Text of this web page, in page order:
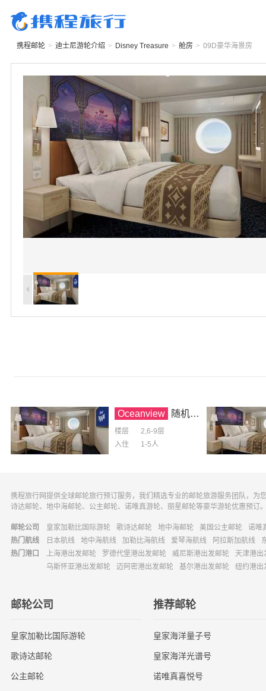
携程邮轮 > 迪士尼游轮介绍 > Disney Treasure > 舱房 > 09D豪华海景房
Oceanview 随机海景房
楼层
2,6-9层
入住
1-5人
携程旅行网提供全球邮轮旅行预订服务，我们精选专业的邮轮旅游服务团队，
诗达邮轮、地中海邮轮、公主邮轮、诺唯真游轮、丽星邮轮等豪华游轮优惠预订
邮轮公司 皇家加勒比国际游轮 歌诗达邮轮 地中海邮轮 美国公主邮轮
诺唯
热门航线
日本航线 地中海航线 加勒比海航线 爱琴海航线 阿拉斯加航线
热门港口
上海港出发邮轮 罗德代堡港出发邮轮 威尼斯港出发邮轮
天津港出
乌斯怀亚港出发邮轮
迈阿密港出发邮轮 基尔港出发邮轮 纽约港出
邮轮公司
皇家加勒比国际游轮
歌诗达邮轮
公主邮轮
推荐邮轮
皇家海洋量子号
皇家海洋光谱号
诺唯真喜悦号